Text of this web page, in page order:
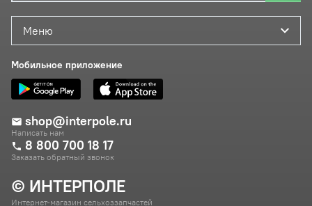
© ИНТЕРПОЛЕ
Интернет-магазин сельхоззапчастей
Меню
Мобильное приложение
shop@interpole.ru
Написать нам
8 800 700 18 17
Заказать обратный звонок